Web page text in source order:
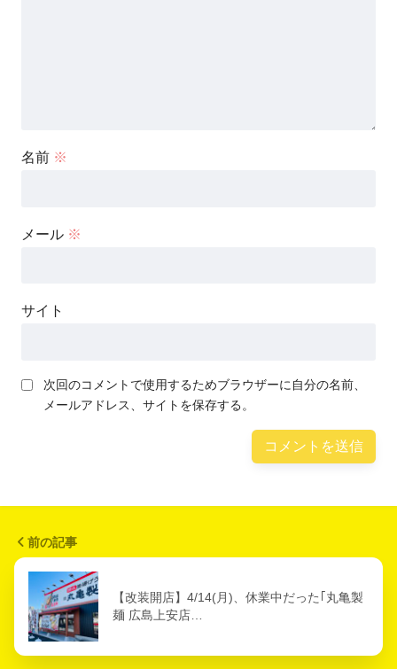
名前 ※
メール ※
サイト
次回のコメントで使用するためブラウザーに自分の名前、
メールアドレス、サイトを保存する。
前の記事
【改装開店】4/14(月)、休業中だった｢丸亀製
麺 広島上安店…